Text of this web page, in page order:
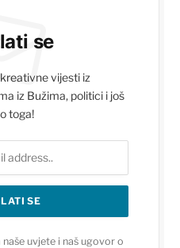
se
vijesti iz
iz Bužima, politici i još
toga!
uvjete i naš ugovor o